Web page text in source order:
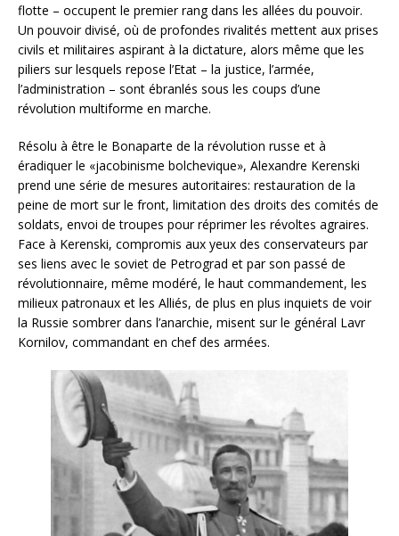
flotte – occupent le premier rang dans les allées du pouvoir.
Un pouvoir divisé, où de profondes rivalités mettent aux prises
civils et militaires aspirant à la dictature, alors même que les
piliers sur lesquels repose l’Etat – la justice, l’armée,
l’administration – sont ébranlés sous les coups d’une
révolution multiforme en marche.
Résolu à être le Bonaparte de la révolution russe et à
éradiquer le «jacobinisme bolchevique», Alexandre Kerenski
prend une série de mesures autoritaires: restauration de la
peine de mort sur le front, limitation des droits des comités de
soldats, envoi de troupes pour réprimer les révoltes agraires.
Face à Kerenski, compromis aux yeux des conservateurs par
ses liens avec le soviet de Petrograd et par son passé de
révolutionnaire, même modéré, le haut commandement, les
milieux patronaux et les Alliés, de plus en plus inquiets de voir
la Russie sombrer dans l’anarchie, misent sur le général Lavr
Kornilov, commandant en chef des armées.